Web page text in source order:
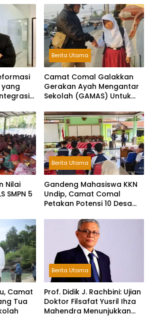
yang
Berita Utama
Camat Comal Galakkan
Gerakan Ayah Mengantar
Sekolah (GAMAS) Untuk
Anak dan Ketahanan
Keluarga di Pemalang
Nilai
SMPN 5
Berita Utama
Gandeng Mahasiswa KKN
Undip, Camat Comal
Petakan Potensi 10 Desa
Camat
Tua
Berita Utama
Prof. Didik J. Rachbini: Ujian
Doktor Filsafat Yusril Ihza
Mahendra Menunjukkan